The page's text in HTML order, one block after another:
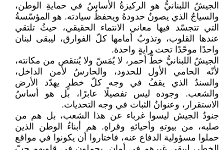
الجيشُ اللبنانيُّ هو الركيزةُ الأساسُ في حمايةِ الوطن،
والسياجُ الذي يصونُ حدودهُ ويحفظُ سيادته. هو المؤسّسةُ
التي تتجسّد فيها معاني الانتماء الحقيقي، حيثُ تلتقي
عندها القلوب، وتذوبُ أمامها كلّ الفوارق، ليبقى لبنان
واحدًا موحّدًا تحت رايةٍ واحدة.
الجيشُ اللبنانيُّ خطٌّ أحمر، لا يُمَسّ ولا يُنتقص من مكانته،
لأنّه الحامي الأول للحدود، والحارسُ لأمن الداخل،
والسندُ الذي يقفُ في وجه كلّ خطرٍ يهدّد الأرض
والشعب. وجوده ليس تفصيلًا عابرًا، بل هو أساسُ
الاستقرار، وعنوانُ الثبات في وجه التحديات.
جنودُ الجيش ليسوا غرباء عن هذا الشعب، بل هم من
صلبه، من بيوتهِ وأحيائهِ وقراهِ. هم أبناءُ الوطن الذين
حملوا مسؤولية الدفاع عنه، فاختاروا أن يكونوا في مواقع